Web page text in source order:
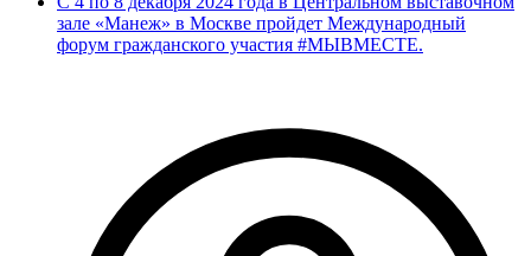
зале «Манеж» в Москве пройдет Международный
форум гражданского участия #МЫВМЕСТЕ.